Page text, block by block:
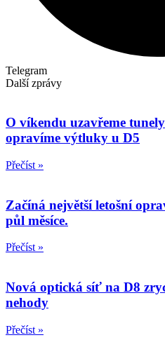
Telegram
Další zprávy
O víkendu uzavřeme
opravíme výtluky u D5
Přečíst »
Začíná největší letošní
půl měsíce.
Přečíst »
Nová optická síť na D8
nehody
Přečíst »